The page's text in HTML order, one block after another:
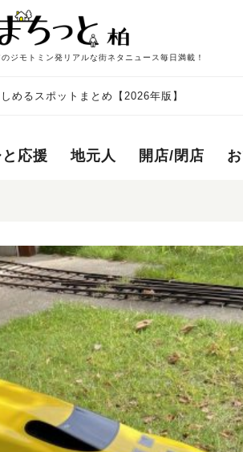
ジモトミン発リアルな街ネタニュース毎日満載！
めるスポットまとめ【2026年版】
応援 地元人 開店/閉店